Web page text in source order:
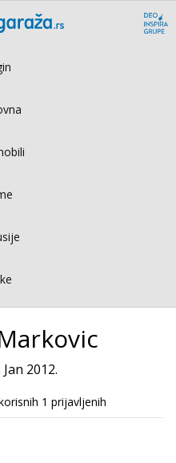
2012.
1 prijavljenih